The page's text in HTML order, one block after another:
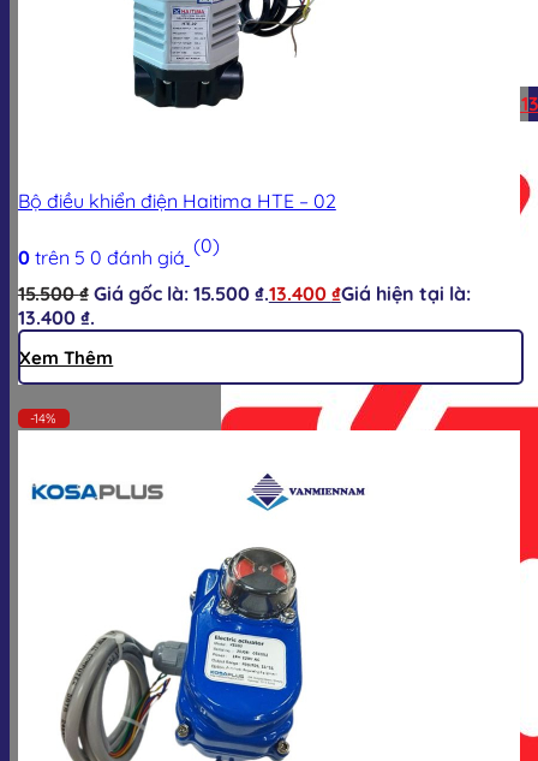
Hotline:
Bộ điều khiển điện Haitima HTE – 02
0trên 5 0 đánh giá (0)
15.500₫ Giá gốc là: 15.500 ₫.13.400 ₫Giá hiện tại là:
13.400 ₫.
Xem Thêm
-14%